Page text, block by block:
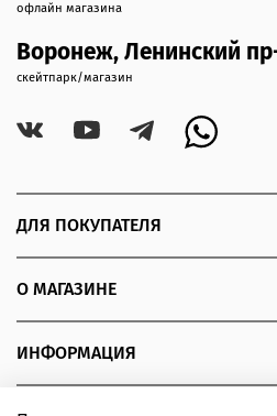
ДЛЯ ПОКУПАТЕЛЯ
О МАГАЗИНЕ
ИНФОРМАЦИЯ
офлайн магазина
Воронеж, Ленинский
скейтпарк/магазин